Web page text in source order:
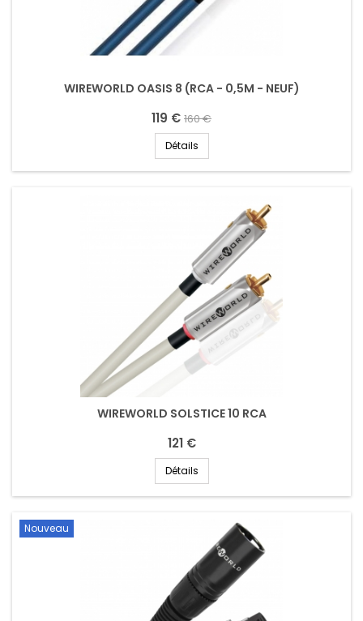
WIREWORLD OASIS 8 (RCA - 0,5M - NEUF)
119 € 160 €
Détails
WIREWORLD SOLSTICE 10 RCA
121 €
Détails
Nouveau